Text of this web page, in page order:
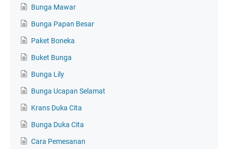
Bunga Mawar
Bunga Papan Besar
Paket Boneka
Buket Bunga
Bunga Lily
Bunga Ucapan Selamat
Krans Duka Cita
Bunga Duka Cita
Cara Pemesanan